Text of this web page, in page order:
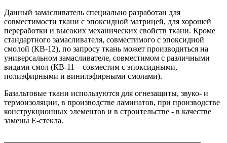
Данный замасливатель специально разработан для
совместимости ткани с эпоксидной матрицей, для хорошей
переработки и высоких механических свойств ткани. Кроме
стандартного замасливателя, совместимого с эпоксидной
смолой (КВ-12), по запросу ткань может производиться на
универсальном замасливателе, совместимом с различными
видами смол (КВ-11 – совместим с эпоксидными,
полиэфирными и винилэфирными смолами).
Базальтовые ткани используются для огнезащиты, звуко- и
термоизоляции, в производстве ламинатов, при производстве
конструкционных элементов и в строительстве - в качестве
замены Е-стекла.